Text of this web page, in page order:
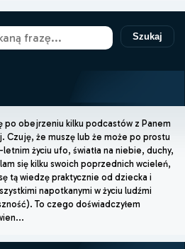
Szukaj
po obejrzeniu kilku podcastów z Panem
Czuję, że muszę lub że może po prostu
życiu ufo, światła na niebie, duchy,
się kilku swoich poprzednich wcieleń,
tą wiedzę praktycznie od dziecka i
napotkanymi w życiu ludźmi
To czego doświadczyłem